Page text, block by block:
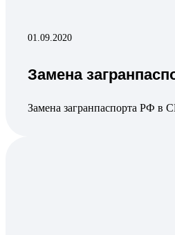
01.09.2020
Замена
Замена загранпаспорта РФ в